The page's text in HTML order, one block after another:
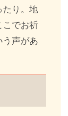
たり。地
こでお祈
う声があ